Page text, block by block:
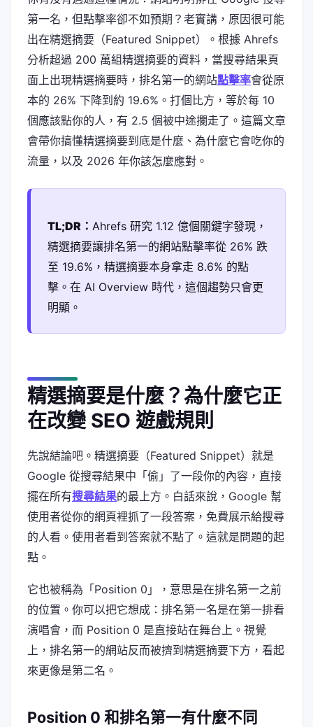
第一名，但點擊率卻不如預期？老實講，原因很可能
出在精選摘要（Featured Snippet）。根據 Ahrefs
分析超過 200 萬組精選摘要的資料，當搜尋結果頁
面上出現精選摘要時，排名第一的網站點擊率會從原
本的 26% 下降到約 19.6%。打個比方，等於每 10
個應該點你的人，有 2.5 個被中途攔走了。這篇文章
會帶你搞懂精選摘要到底是什麼、為什麼它會吃你的
流量，以及 2026 年你該怎麼應對。
TL;DR： Ahrefs 研究 1.12 億個關鍵字發現，
精選摘要讓排名第一的網站點擊率從 26% 跌
至 19.6%，精選摘要本身拿走 8.6% 的點
擊。在 AI Overview 時代，這個趨勢只會更
明顯。
精選摘要是什麼？為什麼它正
在改變 SEO 遊戲規則
先說結論吧。精選摘要（Featured Snippet）就是
Google 從搜尋結果中「偷」了一段你的內容，直接
擺在所有搜尋結果的最上方。白話來說，Google 幫
使用者從你的網頁裡抓了一段答案，免費展示給搜尋
的人看。使用者看到答案就不點了。這就是問題的起
點。
它也被稱為「Position 0」，意思是在排名第一之前
的位置。你可以把它想成：排名第一名是在第一排看
演唱會，而 Position 0 是直接站在舞台上。視覺
上，排名第一的網站反而被擠到精選摘要下方，看起
來更像是第二名。
Position 0 和排名第一有什麼不同